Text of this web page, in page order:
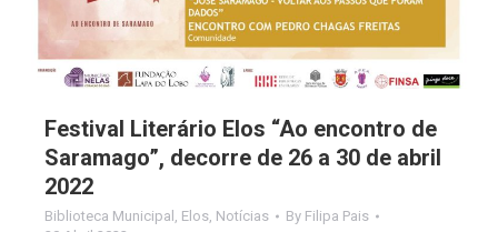
Festival Literário Elos “Ao encontro de
Saramago”, decorre de 26 a 30 de abril
2022
Biblioteca Municipal Elos Notícias By Filipa Pais